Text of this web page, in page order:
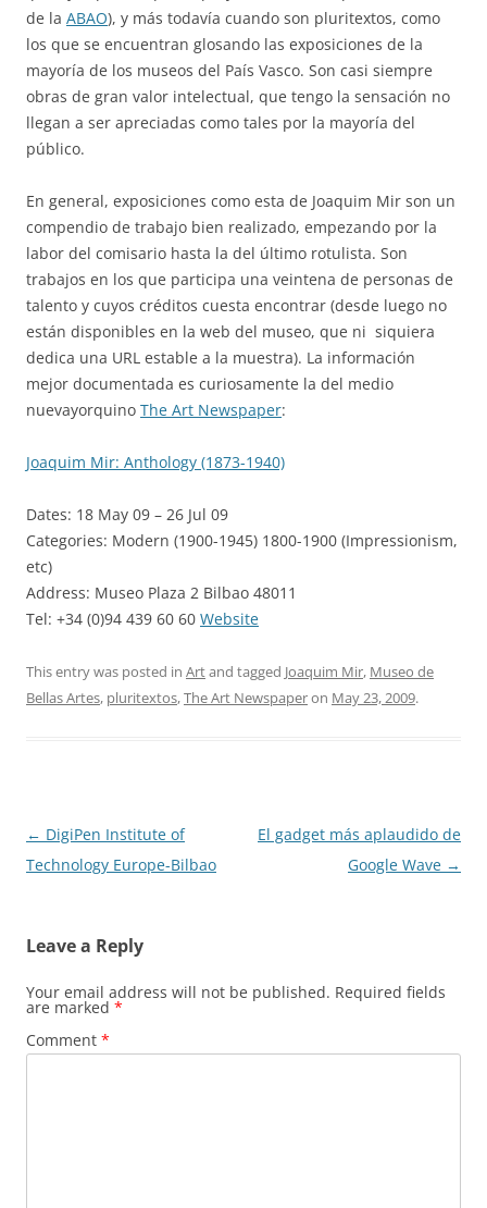
de la ABAO), y más todavía cuando son pluritextos, como
los que se encuentran glosando las exposiciones de la
mayoría de los museos del País Vasco. Son casi siempre
obras de gran valor intelectual, que tengo la sensación no
llegan a ser apreciadas como tales por la mayoría del
público.
En general, exposiciones como esta de Joaquim Mir son un
compendio de trabajo bien realizado, empezando por la
labor del comisario hasta la del último rotulista. Son
trabajos en los que participa una veintena de personas de
talento y cuyos créditos cuesta encontrar (desde luego no
están disponibles en la web del museo, que ni siquiera
dedica una URL estable a la muestra). La información
mejor documentada es curiosamente la del medio
nuevayorquino The Art Newspaper:
Joaquim Mir: Anthology (1873-1940)
Dates: 18 May 09 – 26 Jul 09
Categories: Modern (1900-1945) 1800-1900 (Impressionism,
etc)
Address: Museo Plaza 2 Bilbao 48011
Tel: +34 (0)94 439 60 60 Website
This entry was posted in Artand tagged Joaquim Mir, Museo de
Bellas Artes, pluritextos,The Art Newspaperon May 23, 2009.
Post
navigation
← DigiPen Institute of
Technology Europe-Bilbao
El gadget más aplaudido de
Google Wave →
Leave a Reply
Your email address will not be published. Required fields
are marked *
Comment *